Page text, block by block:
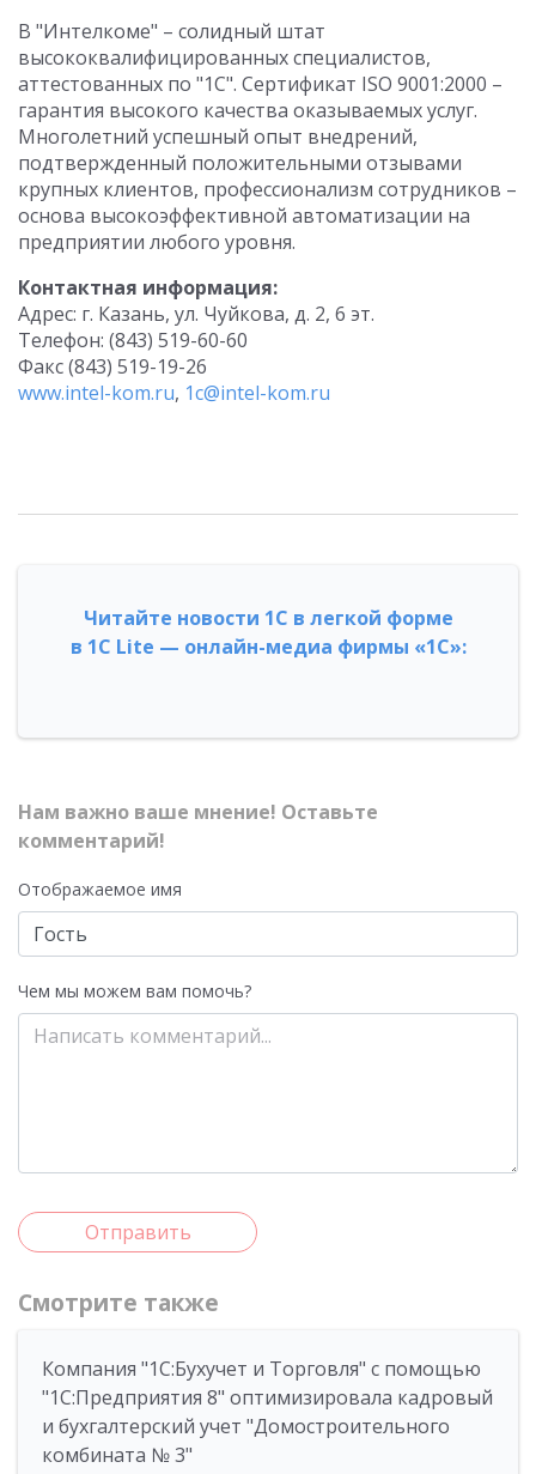
В "Интелкоме" – солидный штат
высококвалифицированных специалистов,
аттестованных по "1С". Сертификат ISO 9001:2000 –
гарантия высокого качества оказываемых услуг.
Многолетний успешный опыт внедрений,
подтвержденный положительными отзывами
крупных клиентов, профессионализм сотрудников –
основа высокоэффективной автоматизации на
предприятии любого уровня.
Контактная информация:
Адрес: г. Казань, ул. Чуйкова, д. 2, 6 эт.
Телефон: (843) 519-60-60
Факс (843) 519-19-26
www.intel-kom.ru, 1c@intel-kom.ru
Читайте новости 1С в легкой форме
в 1С Lite — онлайн-медиа фирмы «1С»:
Нам важно ваше мнение! Оставьте
комментарий!
Отображаемое имя
Чем мы можем вам помочь?
Отправить
Смотрите также
Компания "1С:Бухучет и Торговля" с помощью
"1С:Предприятия 8" оптимизировала кадровый
и бухгалтерский учет "Домостроительного
комбината № 3"